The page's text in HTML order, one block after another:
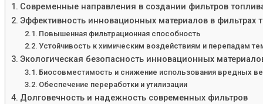
Современные направления в создании фильтров
Эффективность инновационных материалов в фильтрах
Повышенная фильтрационная способность
Устойчивость к химическим воздействиям и перепадам
Экологическая безопасность инновационных
Биосовместимость и снижение использования вредных
Обеспечение переработки и утилизации
Долговечность и надежность современных фильтров